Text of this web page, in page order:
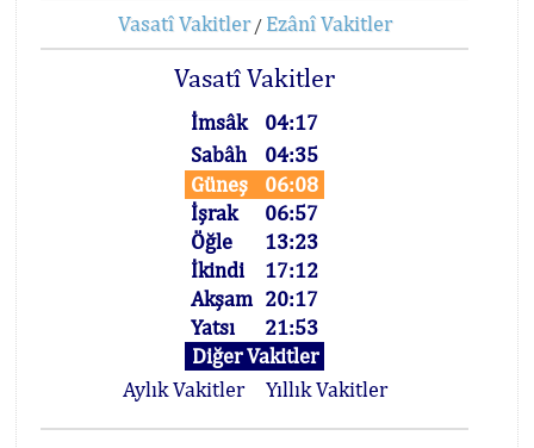
Vasatî Vakitler/ Ezânî Vakitler
Vasatî Vakitler
İmsâk
04:17
Sabâh
04:35
Güneş
06:08
İşrak
06:57
Öğle
13:23
İkindi
17:12
Akşam 20:17
Yatsı
21:53
Diğer Vakitler
Aylık Vakitler
Yıllık Vakitler